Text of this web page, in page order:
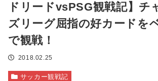
ドリードvsPSG観戦記】チ
ズリーグ屈指の好カードを
で観戦！
2018.02.25
サッカー観戦記